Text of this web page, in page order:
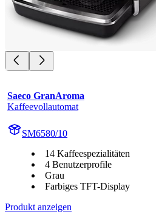
Saeco GranAroma
Kaffeevollautomat
SM6580/10
14 Kaffeespezialitäten
4 Benutzerprofile
Grau
Farbiges TFT-Display
Produkt anzeigen